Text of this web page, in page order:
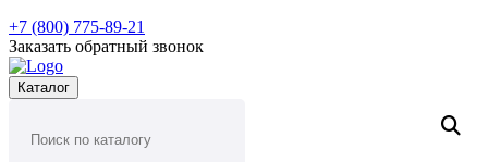
+7 (800) 775-89-21
Заказать обратный звонок
Каталог